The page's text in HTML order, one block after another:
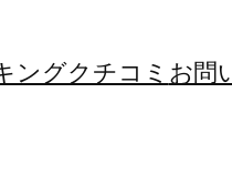
ングクチコミ お問